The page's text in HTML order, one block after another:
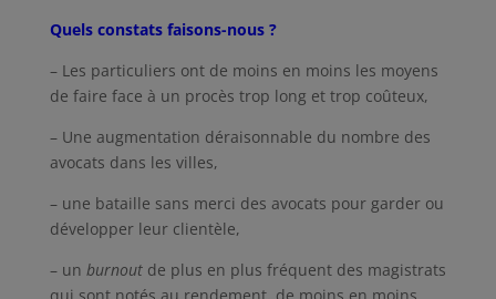
Quels constats faisons-nous ?
– Les particuliers ont de moins en moins les moyens
de faire face à un procès trop long et trop coûteux,
– Une augmentation déraisonnable du nombre des
avocats dans les villes,
– une bataille sans merci des avocats pour garder ou
développer leur clientèle,
– un burnoutde plus en plus fréquent des magistrats